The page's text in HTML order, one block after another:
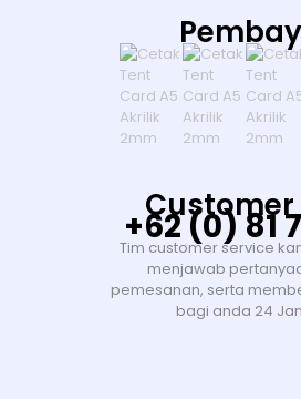
Customer
+62 (0) 81
Tim customer service
menjawab
pemesanan, serta
bagi anda 24